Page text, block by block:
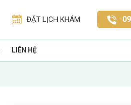
ĐẶT LỊCH KHÁM
LIÊN HỆ